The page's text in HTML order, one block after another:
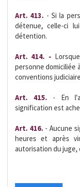
Art. 413. - Si la
détenue, celle-ci
détention.
Art. 414. -
personne domiciliée
conventions
Art. 415. - En
signification est
Art. 416. - Aucune
heures et après
autorisation du juge,